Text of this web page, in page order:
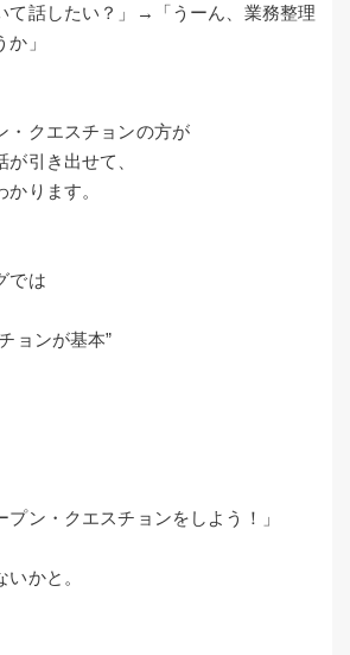
て話したい？」→「うーん、業務整理
」
・クエスチョンの方が
引き出せて、
ります。
では
ョンが基本”
プン・クエスチョンをしよう！」
かと。